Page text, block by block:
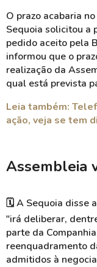
O prazo acabaria
Sequoia solicitou a
pedido aceito pela
informou que o
realização da
qual está prevista
Leia também:
ação, veja se tem
Assembleia
🗓️A Sequoia disse
"irá deliberar,
parte da
reenquadramento
admitidos à